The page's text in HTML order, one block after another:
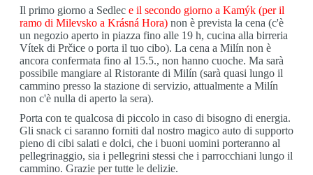
Il primo giorno a Sedlec e il secondo giorno a Kamýk (per il
ramo di Milevsko a Krásná Hora) non è prevista la cena (c'è
un negozio aperto in piazza fino alle 19 h, cucina alla birreria
Vítek di Prčice o porta il tuo cibo). La cena a Milín non è
ancora confermata fino al 15.5., non hanno cuoche. Ma sarà
possibile mangiare al Ristorante di Milín (sarà quasi lungo il
cammino presso la stazione di servizio, attualmente a Milín
non c'è nulla di aperto la sera).
Porta con te qualcosa di piccolo in caso di bisogno di energia.
Gli snack ci saranno forniti dal nostro magico auto di supporto
pieno di cibi salati e dolci, che i buoni uomini porteranno al
pellegrinaggio, sia i pellegrini stessi che i parrocchiani lungo il
cammino. Grazie per tutte le delizie.